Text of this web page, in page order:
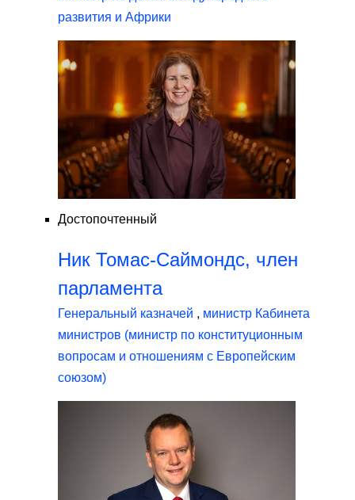
развития и Африки
Достопочтенный
Ник Томас-Саймондс, член
парламента
Генеральный казначей , министр Кабинета
министров (министр по конституционным
вопросам и отношениям с Европейским
союзом)